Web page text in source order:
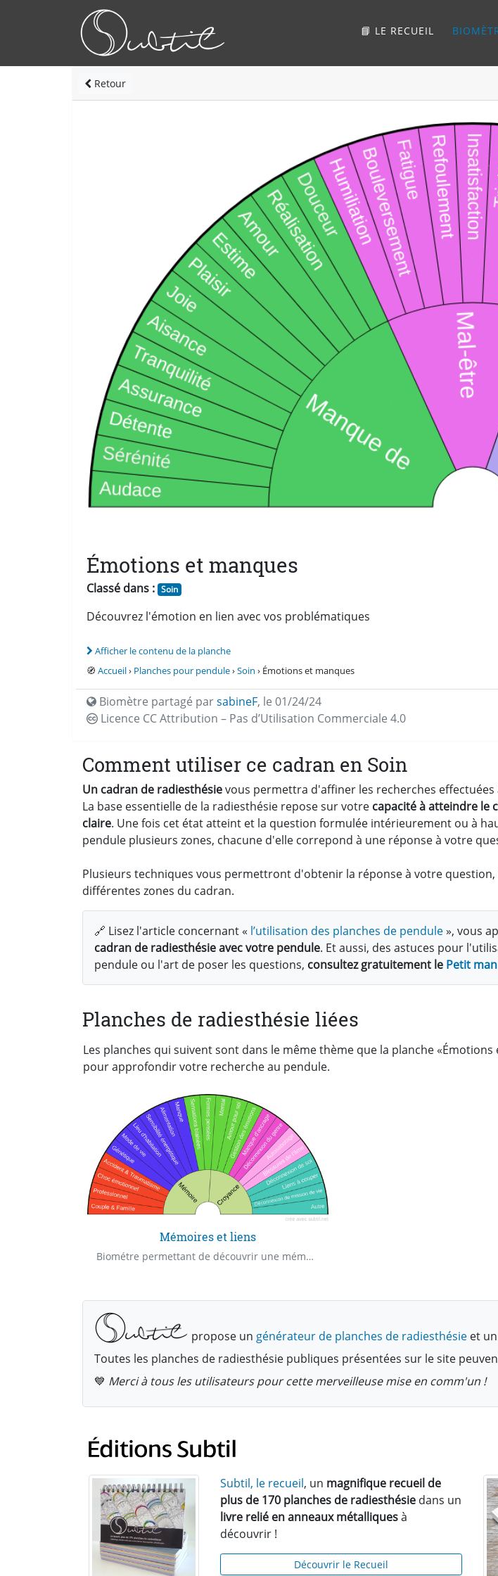
📘 LE RECUEIL
Retour
Émotions et manques
Classé dans : Soin
Découvrez l'émotion en lien avec vos problématiques
Afficher le contenu de la planche
🧭 Accueil› Planches pour pendule›Soin › Émotions et manques
Biomètre partagé parsabineF, le 01/24/24
Licence CCAttribution – Pas d’Utilisation Commerciale 4.0
Comment utiliser ce cadran en Soin
Un cadran de radiesthésievous permettra d'affiner les recherches effectuées
La base essentielle de la radiesthésie repose sur votre capacité à atteindre le
claire. Une fois cet état atteint et la question formulée intérieurement ou à
pendule plusieurs zones, chacune d'elle correpond à une réponse à votre
Plusieurs techniques vous permettront d'obtenir la réponse à votre
différentes zones du cadran.
🔗 Lisez l'article concernant « l’utilisation des planches de pendule», vous
cadran de radiesthésie avec votre pendule. Et aussi, des astuces pour
pendule ou l'art de poser les questions, consultez gratuitement le Petit
Planches de radiesthésie liées
Les planches qui suivent sont dans le même thème que la planche
pour approfondir votre recherche au pendule.
Mémoires et liens
Biométre permettant de découvrir une mémoire ou une croyance qui entraine un mal-être
propose un générateur de planches de radiesthésie et un
Toutes les planches de radiesthésie publiques présentées sur le site
💙 Merci à tous les utilisateurs pour cette merveilleuse mise en comm'un !
Subtil, le recueil, un magnifique recueil de
plus de 170 planches de radiesthésie dans un
livre relié en anneaux métalliquesà
découvrir !
Découvrir le Recueil